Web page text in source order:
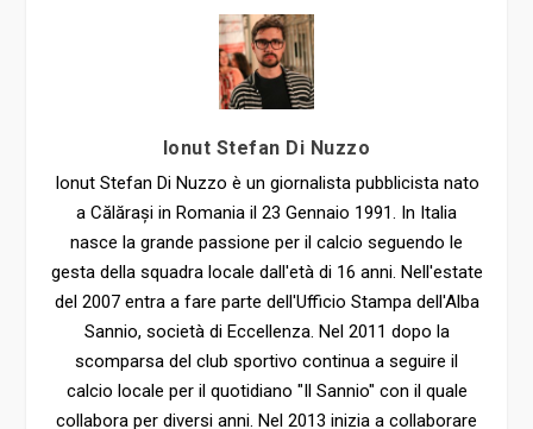
Ionut Stefan Di Nuzzo
Ionut Stefan Di Nuzzo è un giornalista pubblicista nato
a Călărași in Romania il 23 Gennaio 1991. In Italia
nasce la grande passione per il calcio seguendo le
gesta della squadra locale dall'età di 16 anni. Nell'estate
del 2007 entra a fare parte dell'Ufficio Stampa dell'Alba
Sannio, società di Eccellenza. Nel 2011 dopo la
scomparsa del club sportivo continua a seguire il
calcio locale per il quotidiano "Il Sannio" con il quale
collabora per diversi anni. Nel 2013 inizia a collaborare